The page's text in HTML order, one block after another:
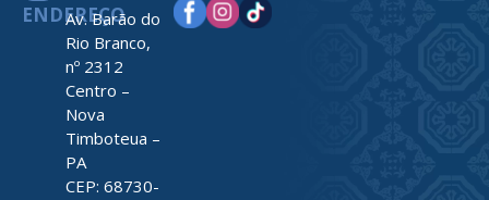
ENDEREÇO
Av. Barão do
Rio Branco,
nº 2312
Centro –
Nova
Timboteua –
PA
CEP: 68730-